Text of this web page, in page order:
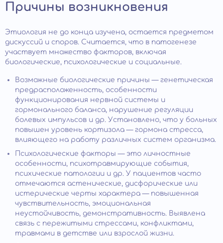
Причины возникновения
Этиология не до конца изучена, остается предметом
дискуссий и споров. Считается, что в патогенезе
участвует множество факторов, включая
биологические, психологические и социальные.
Возможные биологические причины — генетическая
предрасположенность, особенности
функционирования нервной системы и
гормонального баланса, нарушение регуляции
болевых импульсов и др. Установлено, что у больных
повышен уровень кортизола — гормона стресса,
влияющего на работу различных систем организма.
Психологические факторы — это личностные
особенности, психотравмирующие события,
психические патологии и др. У пациентов часто
отмечаются астенические, дисфорические или
истерические черты характера — повышенная
чувствительность, эмоциональная
неустойчивость, демонстративность. Выявлена
связь с пережитыми стрессами, конфликтами,
травмами в детстве или взрослой жизни.